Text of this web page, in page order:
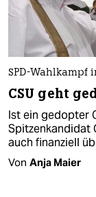
SPD-Wahlkampf
CSU geht
Ist ein gedopter
Spitzenkandidat
auch finanziell
Von Anja Maier